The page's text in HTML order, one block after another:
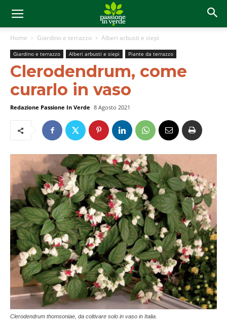
Home Giardino e terrazzo Alberi arbusti e siepi
Giardino e terrazzo Alberi arbusti e siepi Piante da terrazzo
Clerodendrum, come
curarlo in vaso
Redazione Passione In Verde 8 Agosto 2021
Clerodendrum thomsoniae, da coltivare solo in vaso in Italia.